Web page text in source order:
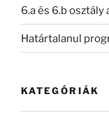
6.a és 6.b osztály
Határtalanul
KATEGÓRIÁK